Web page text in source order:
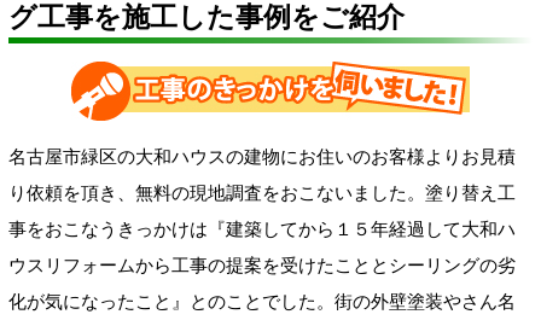
グ工事を施工した事例をご紹介
名古屋市緑区の大和ハウスの建物にお住いのお客様よりお見積
り依頼を頂き、無料の現地調査をおこないました。塗り替え工
事をおこなうきっかけは『建築してから１５年経過して大和ハ
ウスリフォームから工事の提案を受けたこととシーリングの劣
化が気になったこと』とのことでした。街の外壁塗装やさん名